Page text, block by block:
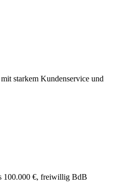
starkem Kundenservice und
100.000 €, freiwillig BdB